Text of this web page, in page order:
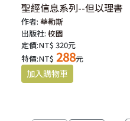
聖經信息系列--但以理書
作者:華勒斯
出版社:校園
定價:NT$ 320元
特價:NT$ 288元